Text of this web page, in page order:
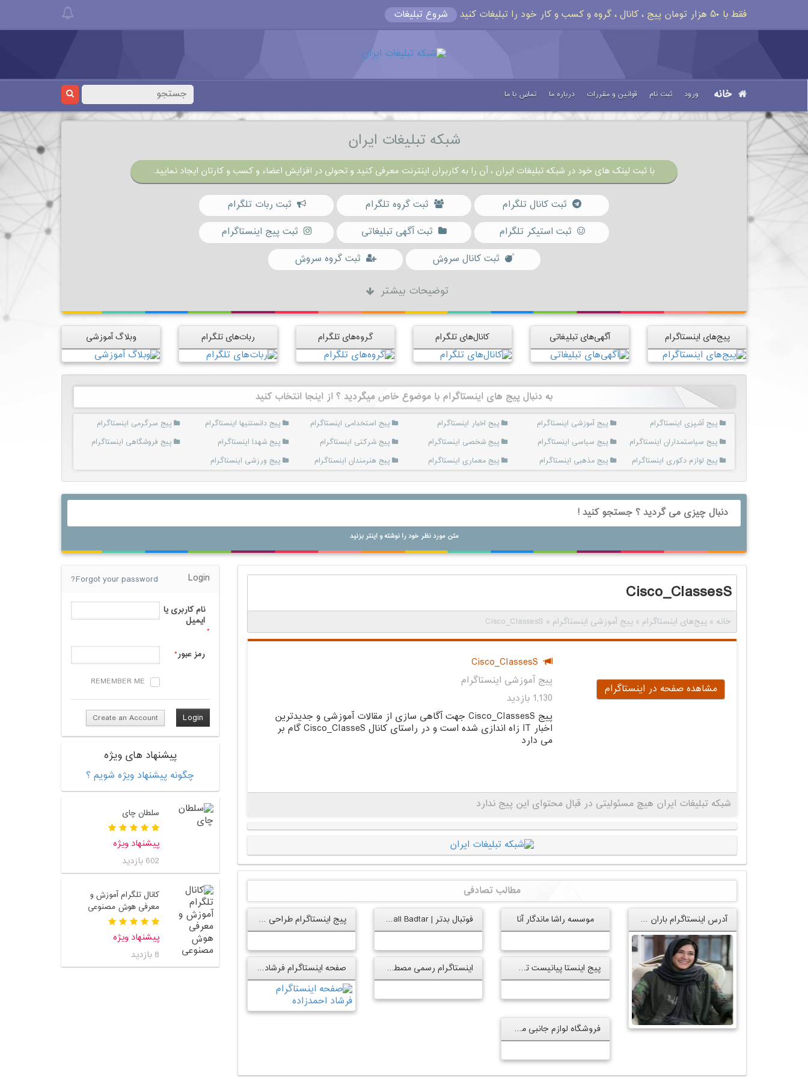
فقط با ۵۰ هزار تومان پیج ، کانال ، گروه و کسب و کار خود را تبلیغات کنید شروع تبلیغات
خانه ورود ثبت نام قوانین و مقررات درباره ما تماس با ما
شبکه تبلیغات ایران
با ثبت لینک های خود در شبکه تبلیغات ایران ، آن را به کاربران اینترنت معرفی کنید و تحولی در افزایش اعضاء و کسب و کارتان ایجاد نمایید.
ثبت کانال تلگرام ثبت گروه تلگرام
ثبت ربات تلگرام
ثبت استیکر تلگرام
ثبت آگهی تبلیغاتی
ثبت پیج اینستاگرام
ثبت کانال سروش
ثبت گروه سروش
توضیحات بیشتر
پیج‌های اینستاگرام آگهی‌های تبلیغاتی کانال‌های تلگرام گروه‌های تلگرام ربات‌های تلگرام وبلاگ آموزشی
به دنبال پیج های اینستاگرام با موضوع خاص میگردید ؟ از اینجا انتخاب کنید
پیج آشپزی اینستاگرام پیج آموزشی اینستاگرام پیج اخبار اینستاگرام پیج استخدامی اینستاگرام پیج دانستنیها اینستاگرام
پیج سرگرمی اینستاگرام
پیج سیاستمداران اینستاگرام
پیج سیاسی اینستاگرام پیج شخصی اینستاگرام پیج شرکتی اینستاگرام پیج شهدا اینستاگرام
پیج فروشگاهی اینستاگرام
پیج لوازم دکوری اینستاگرام
پیج مذهبی اینستاگرام پیج معماری اینستاگرام پیج هنرمندان اینستاگرام پیج ورزشی اینستاگرام
متن مورد نظر خود را نوشته و اینتر بزنید
Cisco_ClassesS
خانه » پیج‌های اینستاگرام » پیج آموزشی اینستاگرام »
Cisco_ClassesS
مشاهده صفحه در اینستاگرام
Cisco_ClassesS
پیج آموزشی اینستاگرام
1,130 بازدید
پیج Cisco_ClassesS جهت آگاهی سازی از مقالات آموزشی و جدیدترین
اخبار IT زاه اندازی شده است و در راستای کانال Cisco_ClasseS گام بر
می دارد
شبکه تبلیغات ایران هیچ مسئولیتی در قبال محتوای این پیج ندارد
مطالب تصادفی
آدرس اینستاگرام باران کوثری موسسه راشا ماندگار آنا فوتبال بدتر | Futball Badtar پیج اینستاگرام طراحی و سئو سایت میهن وبمستر
پیج اینستا پیانیست تک دست اینستاگرام رسمی مصطفی زمانی صفحه اینستاگرام فرشاد احمدزاده
فروشگاه لوازم جانبی موبایل سیب تل
Login
Forgot your password?
نام کاربری یا
ایمیل
*
رمز عبور*
REMEMBER ME
Create an Account
پیشنهاد های ویژه
چگونه پیشنهاد ویژه شویم ؟
سلطان چای
پیشنهاد ویژه
602 بازدید
کانال تلگرام آموزش و
معرفی هوش مصنوعی
پیشنهاد ویژه
8 بازدید